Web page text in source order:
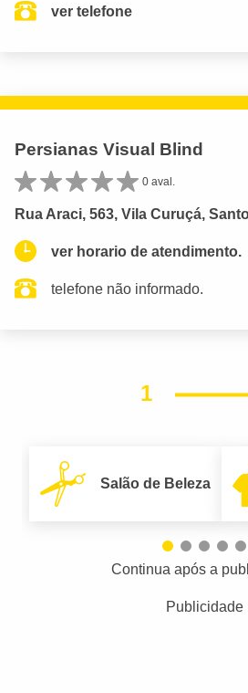
ver telefone
Persianas Visual Blind
0 aval.
Rua Araci, 563, Vila Curuçá,
ver horario de atendimento.
telefone não informado.
1
Salão de Beleza
Continua após a
Publicidade